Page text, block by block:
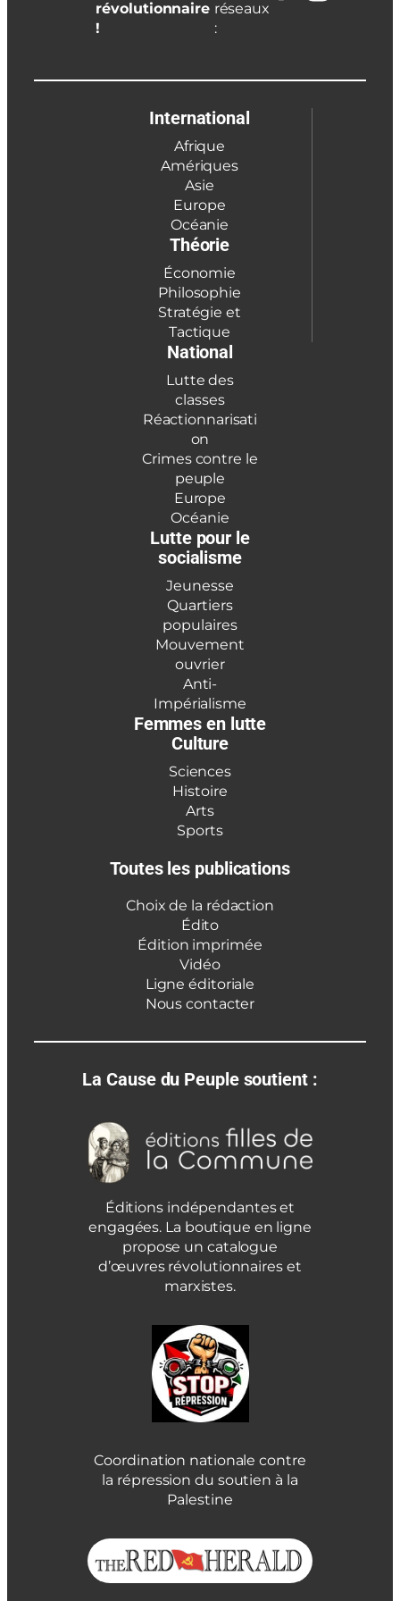
révolutionnaire
!
réseaux
:
International
Afrique
Amériques
Asie
Europe
Océanie
Théorie
Économie
Philosophie
Stratégie et
Tactique
National
Lutte des
classes
Réactionnarisati
on
Crimes contre le
peuple
Europe
Océanie
Lutte pour le
socialisme
Jeunesse
Quartiers
populaires
Mouvement
ouvrier
Anti-
Impérialisme
Femmes en lutte
Culture
Sciences
Histoire
Arts
Sports
Toutes les publications
Choix de la rédaction
Édito
Édition imprimée
Vidéo
Ligne éditoriale
Nous contacter
La Cause du Peuple soutient :
Éditions indépendantes et
engagées. La boutique en ligne
propose un catalogue
d’œuvres révolutionnaires et
marxistes.
Coordination nationale contre
la répression du soutien à la
Palestine